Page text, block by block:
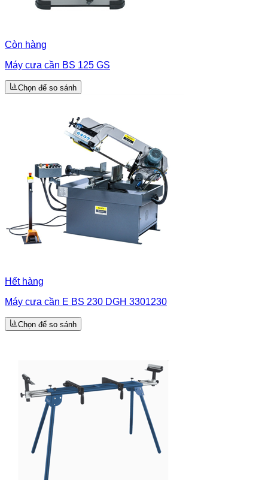
Còn hàng
Máy cưa cần BS 125 GS
Chọn để so sánh
Hết hàng
Máy cưa cần E BS 230 DGH 3301230
Chọn để so sánh